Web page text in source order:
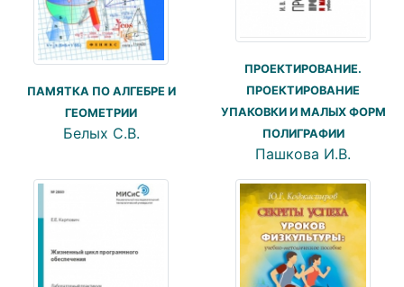
ПАМЯТКА ПО АЛГЕБРЕ И
ГЕОМЕТРИИ
Белых С.В.
ПРОЕКТИРОВАНИЕ.
ПРОЕКТИРОВАНИЕ
УПАКОВКИ И МАЛЫХ ФОРМ
ПОЛИГРАФИИ
Пашкова И.В.